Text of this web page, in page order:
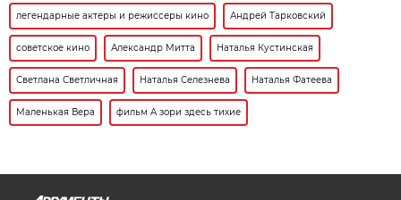
легендарные актеры и режиссеры кино Андрей Тарковский
советское кино Александр Митта Наталья Кустинская
Светлана Светличная Наталья Селезнева Наталья Фатеева
Маленькая Вера фильм А зори здесь тихие